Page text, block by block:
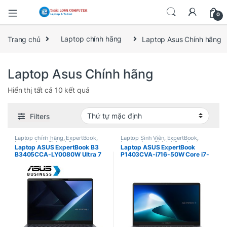
0
Trang chủ Laptop chính hãng Laptop Asus Chính hãng
Laptop Asus Chính hãng
Hiển thị tất cả 10 kết quả
Filters
Laptop chính hãng, ExpertBook,
Laptop Asus Chính hãng
Laptop ASUS ExpertBook B3
B3405CCA-LY0080W Ultra 7
Intel Arc Graphics, 14″ WUXGA
FHD+, Win 11 Home ( ASUS
Premium Care 2 Year )
Laptop Sinh Viên, ExpertBook,
Laptop Asus Chính hãng, Laptop
chính hãng
Laptop ASUS ExpertBook
P1403CVA-i716-50W Core i7-
2 Year )